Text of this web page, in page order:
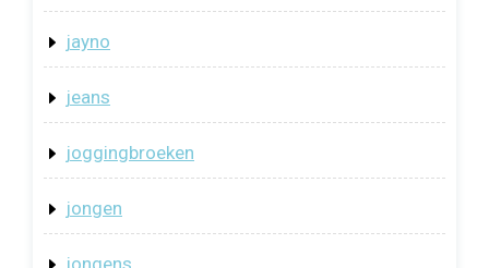
jayno
jeans
joggingbroeken
jongen